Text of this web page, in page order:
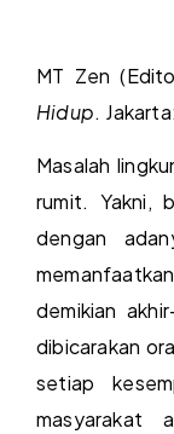
MT Zen
Hidup.
Masalah
rumit. Yakni,
dengan
demikian
dibicarakan
setiap
masyarakat